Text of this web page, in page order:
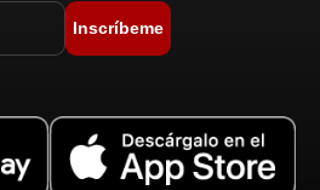
Inscríbeme